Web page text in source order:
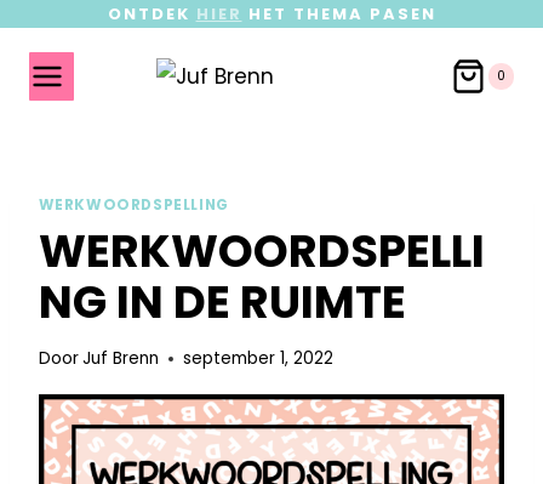
ONTDEK HIER HET THEMA PASEN
0
WERKWOORDSPELLING
WERKWOORDSPELLI
NG IN DE RUIMTE
DoorJuf Brenn september 1, 2022